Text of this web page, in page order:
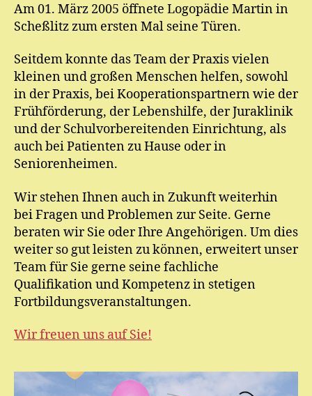
ic
h
Am 01. März 2005 öffnete Logopädie Martin in
Scheßlitz zum ersten Mal seine Türen.
Seitdem konnte das Team der Praxis vielen
kleinen und großen Menschen helfen, sowohl
in der Praxis, bei Kooperationspartnern wie der
Frühförderung, der Lebenshilfe, der Juraklinik
und der Schulvorbereitenden Einrichtung, als
auch bei Patienten zu Hause oder in
Seniorenheimen.
Wir stehen Ihnen auch in Zukunft weiterhin
bei Fragen und Problemen zur Seite. Gerne
beraten wir Sie oder Ihre Angehörigen. Um dies
weiter so gut leisten zu können, erweitert unser
Team für Sie gerne seine fachliche
Qualifikation und Kompetenz in stetigen
Fortbildungsveranstaltungen.
Wir freuen uns auf Sie!